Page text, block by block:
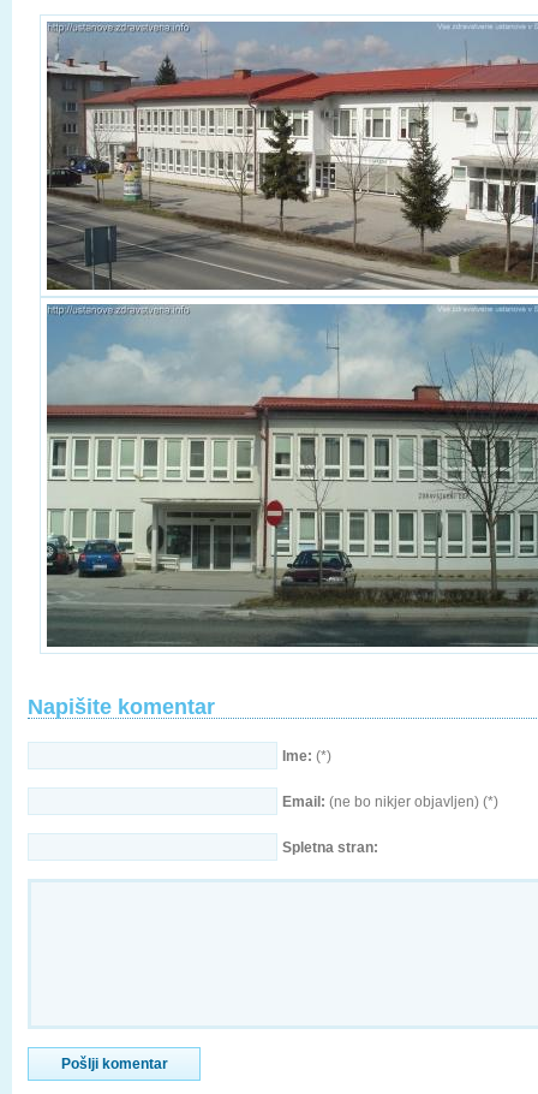
Napišite komentar
Ime: (*)
Email: (ne bo nikjer objavljen) (*)
Spletna stran: